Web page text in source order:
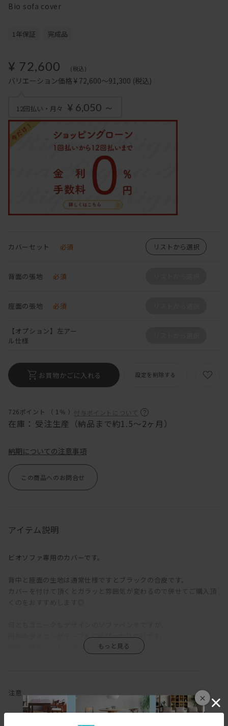
×
Bio sofa cover
726ポイント （ 1％ ） 付与ポイントについて
在庫： 受注生産（納品まで約1.5～2ヶ月）
1年保証 完成品
¥ 72,600 (税込)
バリエーション価格 ¥ 72,600～91,300 (税込)
12回払い・月々 ¥ 6,050 ～
カバーセット 必須 リストから選択
背面の張地 必須
座面の張地 必須
【オプション】左アー
ル仕様
お買物かごに入れる 設定を削除する
納期についての注意事項
この商品へのお問合せ
アイテム説明
ビオソファ専用のカバーです。
背中と座面の生地は通常仕様ですとブラックの合皮です。
カバーを付けて頂くとガラッと雰囲気が変わるので併せてご購入頂
円形のダイニングテーブルにはぴったりの形です。
座面・背中いずれも緩やかなカーブを描いているので、
※左アール仕様を製作ご希望の場合、オプション欄で変更可能で
注意